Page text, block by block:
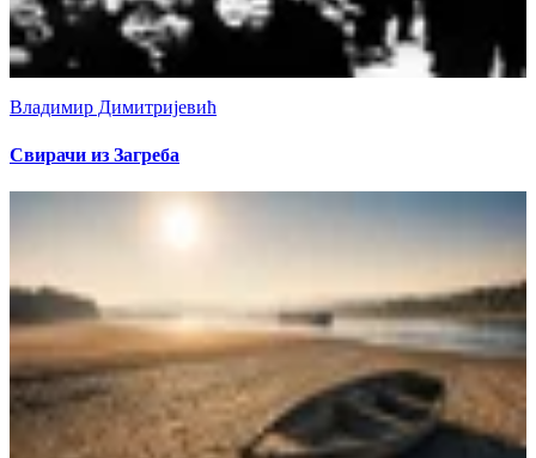
Владимир Димитријевић
Свирачи из Загреба